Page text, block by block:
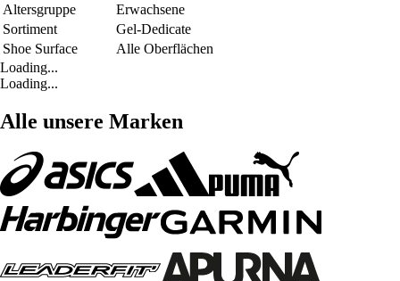
Altersgruppe
Erwachsene
Sortiment
Gel-Dedicate
Shoe Surface
Alle Oberflächen
Loading...
Loading...
Alle unsere Marken